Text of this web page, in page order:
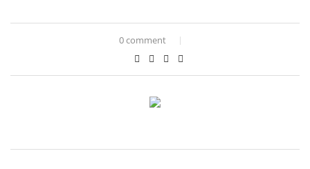
0 comment